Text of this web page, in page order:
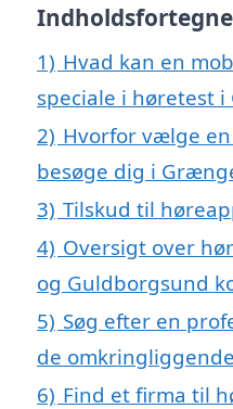
1) Hvad kan en
speciale i høretest
2) Hvorfor vælge
besøge dig i
3) Tilskud til
4) Oversigt over
og Guldborgsund
5) Søg efter en
de
6) Find et firma til